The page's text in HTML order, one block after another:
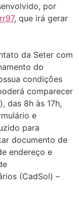
por
, que irá gerar
da Seter com
do
condições
comparecer
das 8h às 17h,
e
para
documento de
endereço e
(CadSol) –